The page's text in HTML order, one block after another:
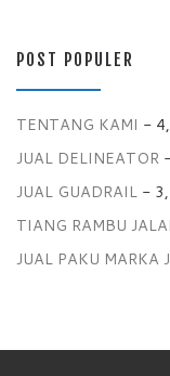
POST POPULER
TENTANG KAMI -
JUAL DELINEATOR
JUAL GUADRAIL -
TIANG RAMBU
JUAL PAKU MARKA